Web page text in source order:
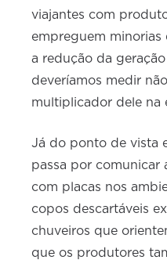
viajantes com
empreguem minorias
a redução da
deveríamos medir
multiplicador dele na
Já do ponto de vista
passa por comunicar
com placas nos
copos descartáveis
chuveiros que
que os produtores